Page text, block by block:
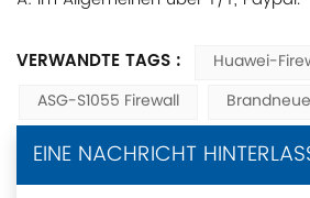
VERWANDTE TAGS :
Huawei-
ASG-S1055 Firewall
EINE NACHRICHT